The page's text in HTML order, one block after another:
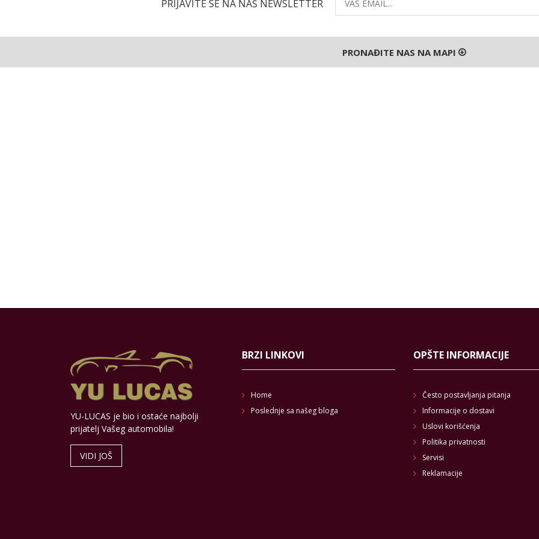
PRIJAVITE SE NA NAŠ NEWSLETTER
PRONAĐITE NAS NA MAPI
YU-LUCAS je bio i ostaće najbolji
prijatelj Vašeg automobila!
VIDI JOŠ
BRZI LINKOVI
Home
Poslednje sa našeg bloga
OPŠTE INFORMACIJE
Često postavljanja pitanja
Informacije o dostavi
Uslovi korišćenja
Politika privatnosti
Servisi
Reklamacije